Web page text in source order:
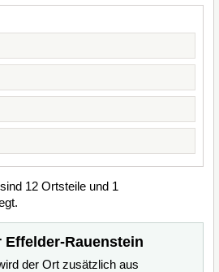
12 Ortsteile und 1
Rauenstein
der Ort zusätzlich aus